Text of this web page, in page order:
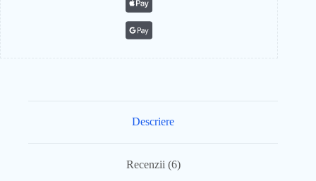
Descriere
Recenzii (6)